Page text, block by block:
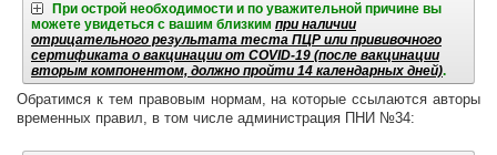
При острой необходимости и по уважительной причине вы
можете увидеться с вашим близким при наличии
отрицательного результата теста ПЦР или прививочного
сертификата о вакцинации от COVID-19 (после вакцинации
вторым компонентом, должно пройти 14 календарных дней).
Обратимся к тем правовым нормам, на которые ссылаются авторы
временных правил, в том числе администрация ПНИ №34: